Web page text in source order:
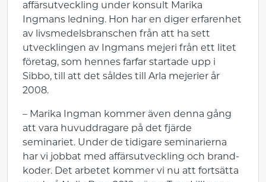
affärsutveckling under konsult Marika
Ingmans ledning. Hon har en diger erfarenhet
av livsmedelsbranschen från att ha sett
utvecklingen av Ingmans mejeri från ett litet
företag, som hennes farfar startade upp i
Sibbo, till att det såldes till Arla mejerier år
2008.
– Marika Ingman kommer även denna gång
att vara huvuddragare på det fjärde
seminariet. Under de tidigare seminarierna
har vi jobbat med affärsutveckling och brand-
koder. Det arbetet kommer vi nu att fortsätta